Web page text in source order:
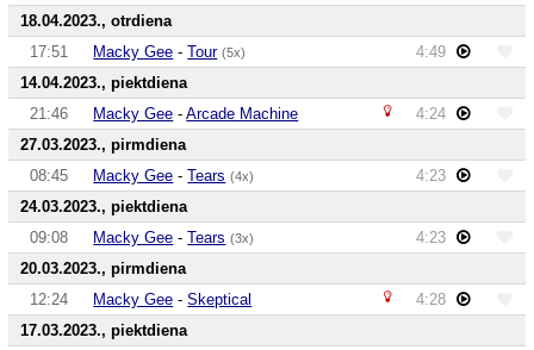
18.04.2023., otrdiena
17:51
Macky Gee -Tour (5x)
4:49
14.04.2023., piektdiena
21:46
Macky Gee -Arcade Machine
4:24
27.03.2023., pirmdiena
08:45
Macky Gee -Tears (4x)
4:23
24.03.2023., piektdiena
09:08
Macky Gee -Tears (3x)
4:23
20.03.2023., pirmdiena
12:24
Macky Gee -Skeptical
4:28
17.03.2023., piektdiena